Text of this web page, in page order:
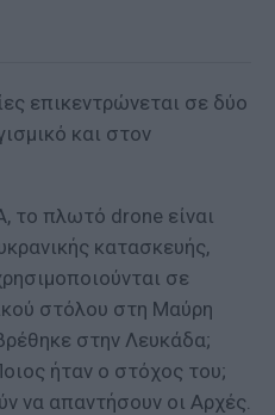
επικεντρώνεται σε δύο
και στον
το πλωτό drone είναι
κατασκευής,
σε
στόλου στη Μαύρη
στην Λευκάδα;
ήταν ο στόχος του;
να απαντήσουν οι Αρχές.